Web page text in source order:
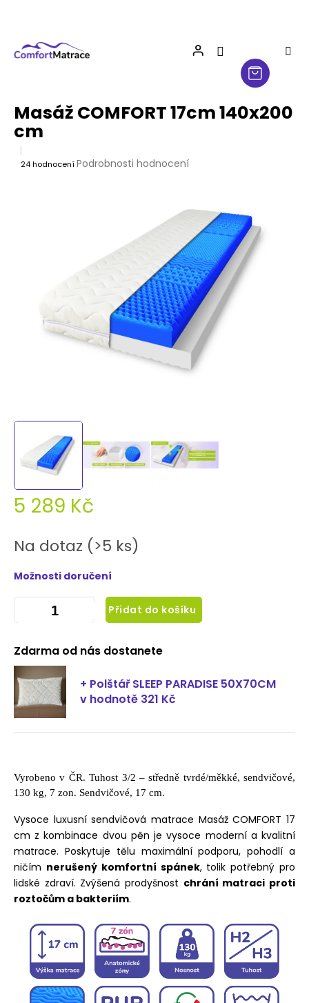
Masáž COMFORT 17cm 140x200
cm
Průměrné
24 hodnoceníPodrobnosti hodnocení
5 289 Kč
cena:
Na dotaz (>5 ks)
Možnosti doručení
Přidat do košíku
Zdarma od nás dostanete
+ Polštář SLEEP PARADISE 50X70CM
v hodnotě 321 Kč
Vyrobeno v ČR. Tuhost 3/2 – středně tvrdé/měkké, sendvičové,
130 kg, 7 zon. Sendvičové, 17 cm.
Vysoce luxusní sendvičová matrace Masáž COMFORT 17
cm z kombinace dvou pěn je vysoce moderní a kvalitní
matrace. Poskytuje tělu maximální podporu, pohodlí a
ničím nerušený komfortní spánek, tolik potřebný pro
lidské zdraví. Zvýšená prodyšnost chrání matraci proti
roztočům a bakteriím.